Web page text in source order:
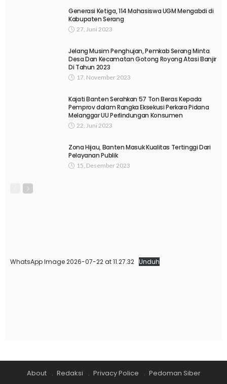
Generasi Ketiga, 114 Mahasiswa UGM Mengabdi di
Kabupaten Serang
27, Juni 2023
Jelang Musim Penghujan, Pemkab Serang Minta
Desa Dan Kecamatan Gotong Royong Atasi Banjir
Di Tahun 2023
17, November 2023
Kajati Banten Serahkan 57 Ton Beras Kepada
Pemprov dalam Rangka Eksekusi Perkara Pidana
Melanggar UU Perlindungan Konsumen
22, Juni 2023
Zona Hijau, Banten Masuk Kualitas Tertinggi Dari
Pelayanan Publik
15, Desember 2023
WhatsApp Image 2026-07-22 at 11.27.32 Unduh
About Redaksi Privacy Police
Pedoman Siber